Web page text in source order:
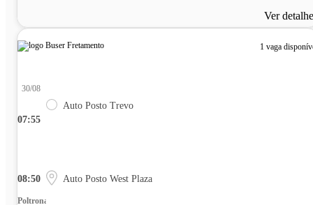
Ver
1 vaga
07:55
30/08
Auto Posto Trevo
08:50 Auto Posto West Plaza
Poltrona